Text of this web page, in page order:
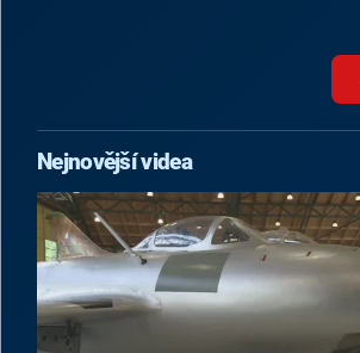
Nejnovější videa